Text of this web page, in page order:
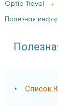
Optio Travel
Полезная
Список